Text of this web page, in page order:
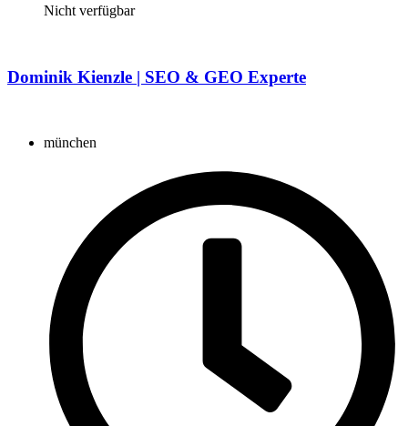
Nicht verfügbar
Dominik Kienzle | SEO & GEO Experte
münchen